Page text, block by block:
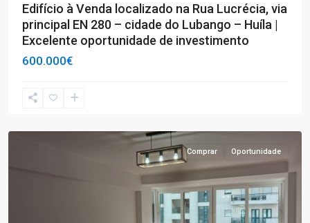
Edifício à Venda localizado na Rua Lucrécia, via
principal EN 280 – cidade do Lubango – Huíla |
Excelente oportunidade de investimento
600.000€
T3,
Comprar Oportunidade